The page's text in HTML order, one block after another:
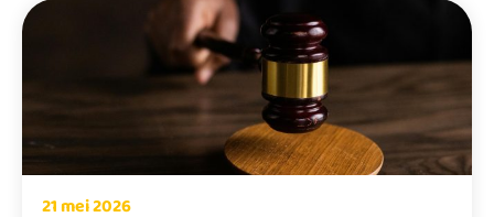
21 mei 2026